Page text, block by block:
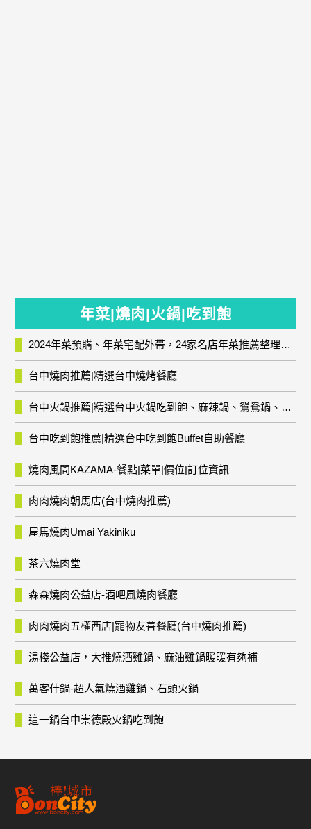
年菜|燒肉|火鍋|吃到飽
2024年菜預購、年菜宅配外帶，24家名店年菜推薦整理，圍爐輕鬆上菜團圓趣
台中燒肉推薦|精選台中燒烤餐廳
台中火鍋推薦|精選台中火鍋吃到飽、麻辣鍋、鴛鴦鍋、石頭火鍋、酸菜白肉鍋、海鮮鍋、燒酒雞、麻油雞、壽喜燒等熱門人氣火鍋店!
台中吃到飽推薦|精選台中吃到飽Buffet自助餐廳
燒肉風間KAZAMA-餐點|菜單|價位|訂位資訊
肉肉燒肉朝馬店(台中燒肉推薦)
屋馬燒肉Umai Yakiniku
茶六燒肉堂
森森燒肉公益店-酒吧風燒肉餐廳
肉肉燒肉五權西店|寵物友善餐廳(台中燒肉推薦)
湯棧公益店，大推燒酒雞鍋、麻油雞鍋暖暖有夠補
萬客什鍋-超人氣燒酒雞鍋、石頭火鍋
這一鍋台中崇德殿火鍋吃到飽